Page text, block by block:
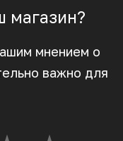
магазин?
мнением о
важно для